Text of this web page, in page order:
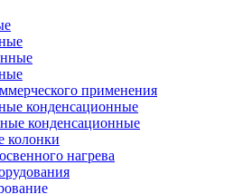
применения
конденсационные
конденсационные
колонки
нагрева